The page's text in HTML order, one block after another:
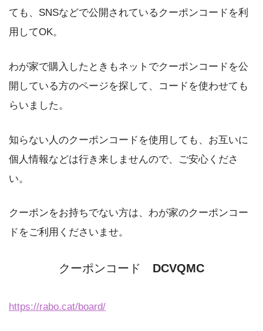
ても、SNSなどで公開されているクーポンコードを利
用してOK。
わが家で購入したときもネットでクーポンコードを公
開している方のページを探して、コードを使わせても
らいました。
知らない人のクーポンコードを使用しても、お互いに
個人情報などは行き来しませんので、ご安心くださ
い。
クーポンをお持ちでない方は、わが家のクーポンコー
ドをご利用くださいませ。
クーポンコード DCVQMC
https://rabo.cat/board/